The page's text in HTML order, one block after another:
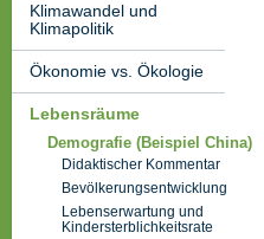
Klimawandel und
Klimapolitik
Ökonomie vs. Ökologie
Lebensräume
Demografie (Beispiel China)
Didaktischer Kommentar
Bevölkerungsentwicklung
Lebenserwartung und
Kindersterblichkeitsrate